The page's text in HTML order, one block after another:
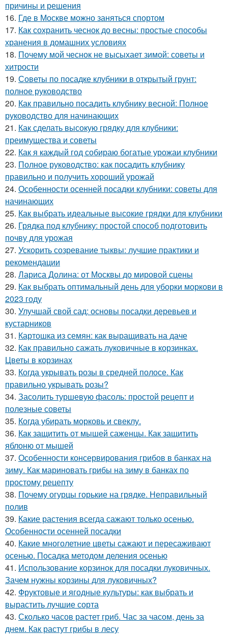
причины и решения
16. Где в Москве можно заняться спортом
17. Как сохранить чеснок до весны: простые способы
хранения в домашних условиях
18. Почему мой чеснок не высыхает зимой: советы и
хитрости
19. Советы по посадке клубники в открытый грунт:
полное руководство
20. Как правильно посадить клубнику весной: Полное
руководство для начинающих
21. Как сделать высокую грядку для клубники:
преимущества и советы
22. Как я каждый год собираю богатые урожаи клубники
23. Полное руководство: как посадить клубнику
правильно и получить хороший урожай
24. Особенности осенней посадки клубники: советы для
начинающих
25. Как выбрать идеальные высокие грядки для клубники
26. Грядка под клубнику: простой способ подготовить
почву для урожая
27. Ускорить созревание тыквы: лучшие практики и
рекомендации
28. Лариса Долина: от Москвы до мировой сцены
29. Как выбрать оптимальный день для уборки моркови в
2023 году
30. Улучшай свой сад: основы посадки деревьев и
кустарников
31. Картошка из семян: как выращивать на даче
32. Как правильно сажать луковичные в корзинках.
Цветы в корзинах
33. Когда укрывать розы в средней полосе. Как
правильно укрывать розы?
34. Засолить туршевую фасоль: простой рецепт и
полезные советы
35. Когда убирать морковь и свеклу.
36. Как защитить от мышей саженцы. Как защитить
яблоню от мышей
37. Особенности консервирования грибов в банках на
зиму. Как мариновать грибы на зиму в банках по
простому рецепту
38. Почему огурцы горькие на грядке. Неправильный
полив
39. Какие растения всегда сажают только осенью.
Особенности осенней посадки
40. Какие многолетние цветы сажают и пересаживают
осенью. Посадка методом деления осенью
41. Использование корзинок для посадки луковичных.
Зачем нужны корзины для луковичных?
42. Фруктовые и ягодные культуры: как выбрать и
вырастить лучшие сорта
43. Сколько часов растет гриб. Час за часом, день за
днем. Как растут грибы в лесу